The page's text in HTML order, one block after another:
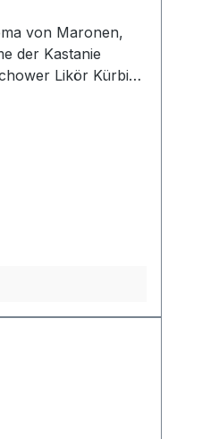
von Maronen,
der Kastanie
Likör Kürbis